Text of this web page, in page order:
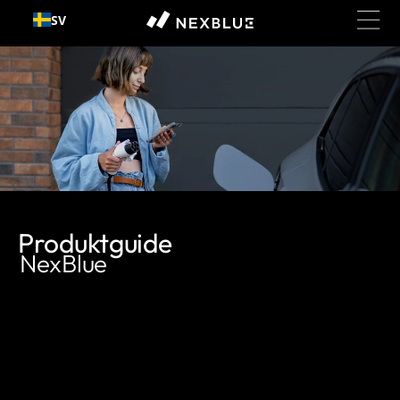
Gå till innehållet
SV
Produktguide
NexBlue